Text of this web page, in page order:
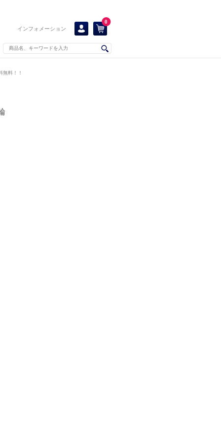
インフォメーション
0
無料！！